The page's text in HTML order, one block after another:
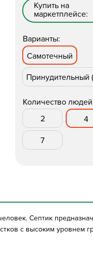
Купить на
маркетплейсе:
Варианты:
Самотечный
Принудительный
Количество
2
4
7
Септик
с высоким уровнем